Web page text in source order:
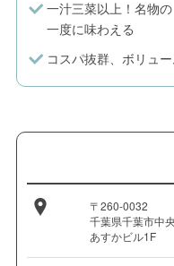
一汁三菜以上！名物
一度に味わえる
コスパ抜群、ボリュ
〒260-0032
千葉県千葉市中
あすかビル1F